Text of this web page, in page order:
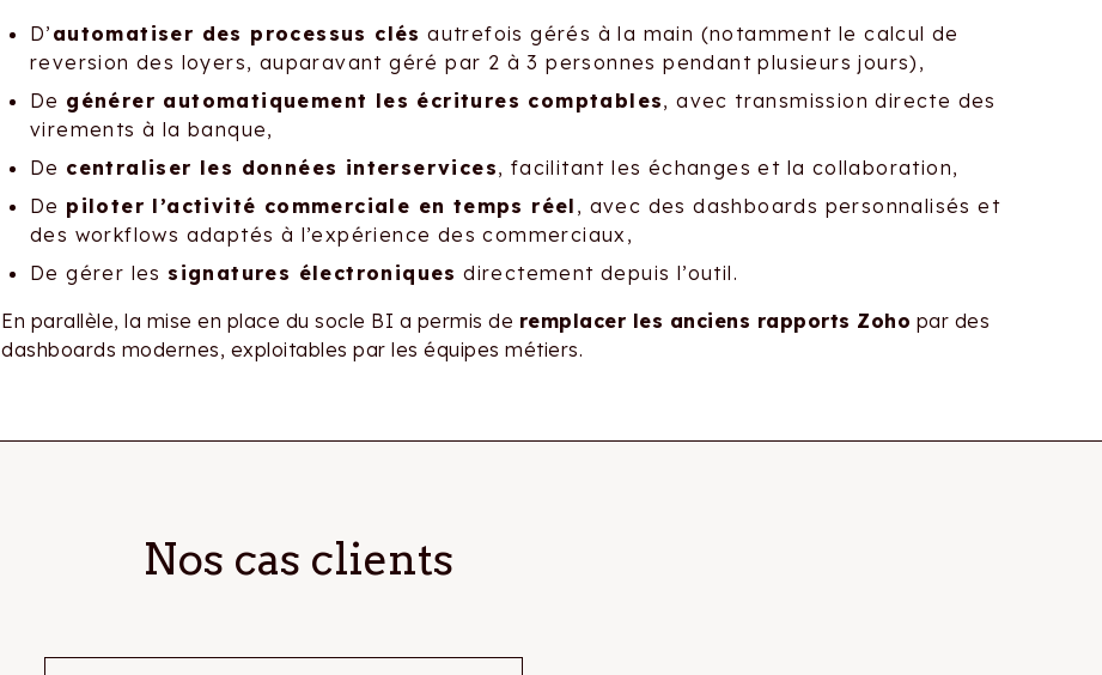
D’ automatiser des processus clés autrefois gérés à la main (notamment le calcul de
reversion des loyers, auparavant géré par 2 à 3 personnes pendant plusieurs jours),
De générer automatiquement les écritures comptables, avec transmission directe des
virements à la banque,
De centraliser les données interservices, facilitant les échanges et la collaboration,
De piloter l’activité commerciale en temps réel , avec des dashboards personnalisés et
des workflows adaptés à l’expérience des commerciaux,
De gérer les signatures électroniques directement depuis l’outil.
En parallèle, la mise en place du socle BI a permis de remplacer les anciens rapports Zoho par des
dashboards modernes, exploitables par les équipes métiers.
Nos cas clients